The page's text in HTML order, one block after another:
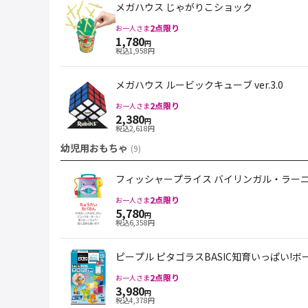
メガハウス じゃがりこショック
お一人さま2点限り
1,780円
税込1,958円
メガハウス ルービックキューブ ver.3.0
お一人さま2点限り
2,380円
税込2,618円
幼児用おもちゃ (9)
フィッシャープライス バイリンガル・ラー
お一人さま2点限り
5,780円
税込6,358円
ピープル ピタゴラスBASIC知育いっぱい!ボ
お一人さま2点限り
3,980円
税込4,378円